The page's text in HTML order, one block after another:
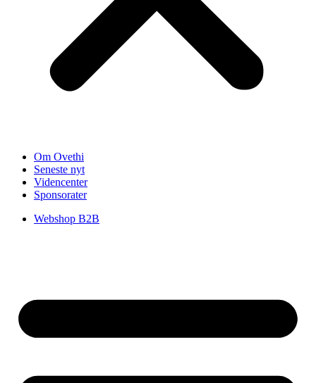
Om Ovethi
Seneste nyt
Videncenter
Sponsorater
Webshop B2B